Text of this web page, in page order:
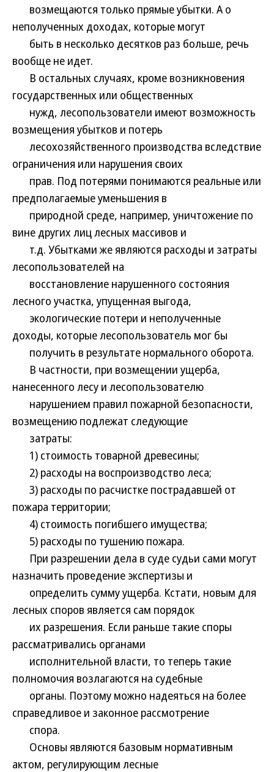
возмещаются только прямые убытки. А о
неполученных доходах, которые могут
быть в несколько десятков раз больше, речь
вообще не идет.
В остальных случаях, кроме возникновения
государственных или общественных
нужд, лесопользователи имеют возможность
возмещения убытков и потерь
лесохозяйственного производства вследствие
ограничения или нарушения своих
прав. Под потерями понимаются реальные или
предполагаемые уменьшения в
природной среде, например, уничтожение по
вине других лиц лесных массивов и
т.д. Убытками же являются расходы и затраты
лесопользователей на
восстановление нарушенного состояния
лесного участка, упущенная выгода,
экологические потери и неполученные
доходы, которые лесопользователь мог бы
получить в результате нормального оборота.
В частности, при возмещении ущерба,
нанесенного лесу и лесопользователю
нарушением правил пожарной безопасности,
возмещению подлежат следующие
затраты:
1) стоимость товарной древесины;
2) расходы на воспроизводство леса;
3) расходы по расчистке пострадавшей от
пожара территории;
4) стоимость погибшего имущества;
5) расходы по тушению пожара.
При разрешении дела в суде судьи сами могут
назначить проведение экспертизы и
определить сумму ущерба. Кстати, новым для
лесных споров является сам порядок
их разрешения. Если раньше такие споры
рассматривались органами
исполнительной власти, то теперь такие
полномочия возлагаются на судебные
органы. Поэтому можно надеяться на более
справедливое и законное рассмотрение
спора.
Основы являются базовым нормативным
актом, регулирующим лесные